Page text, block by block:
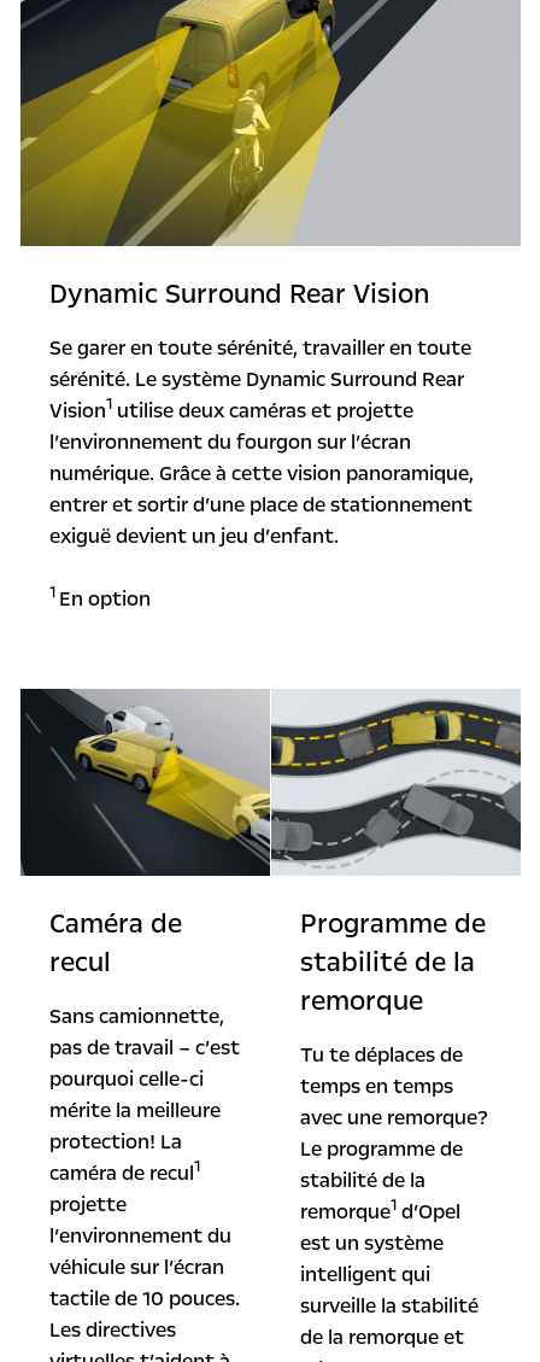
Dynamic Surround Rear Vision
Se garer en toute sérénité, travailler en toute
sérénité. Le système Dynamic Surround Rear
Vision1utilise deux caméras et projette
l’environnement du fourgon sur l’écran
numérique. Grâce à cette vision panoramique,
entrer et sortir d’une place de stationnement
exiguë devient un jeu d’enfant.
1 En option
Caméra de
recul
Sans camionnette,
pas de travail – c’est
pourquoi celle-ci
mérite la meilleure
protection! La
caméra de recul1
projette
l’environnement du
véhicule sur l’écran
tactile de 10 pouces.
Les directives
Programme de
stabilité de la
remorque
Tu te déplaces de
temps en temps
avec une remorque?
Le programme de
stabilité de la
remorque1d’Opel
est un système
intelligent qui
surveille la stabilité
de la remorque et